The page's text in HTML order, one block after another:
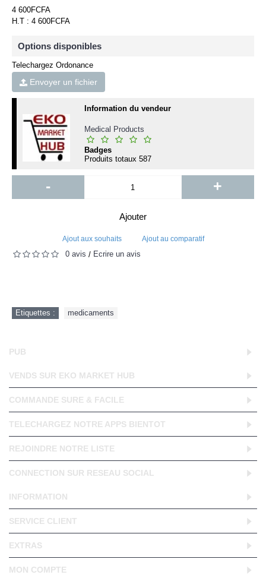
4 600FCFA
H.T : 4 600FCFA
Options disponibles
Telechargez Ordonance
Envoyer un fichier
Information du vendeur
Medical Products
Badges
Produits totaux 587
- +
Ajouter
Ajout aux souhaits Ajout au comparatif
0 avis / Écrire un avis
Etiquettes : medicaments
PUB
VENDS SUR EKO MARKET HUB
COMMANDE SURE & FACILE
TELECHARGEZ NOTRE APPS BIENTOT
REJOINDRE NOTRE LISTE
CONNECTION SUR RESEAU SOCIAL
INFORMATION
SERVICE CLIENT
EXTRAS
MON COMPTE